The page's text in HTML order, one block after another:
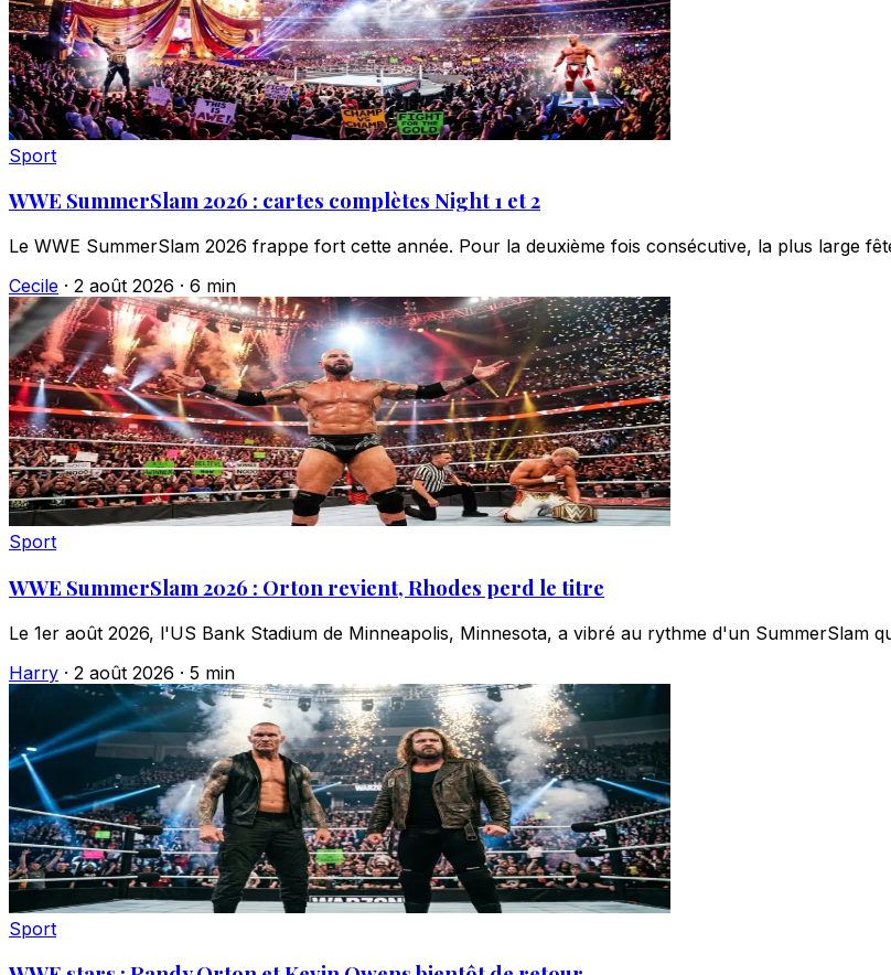
Sport
WWE SummerSlam 2026 : cartes complètes Night 1 et 2
Le WWE SummerSlam 2026 frappe fort cette année. Pour la deuxième fois consécutive, la plus large
Cecile · 2 août 2026 · 6 min
Sport
WWE SummerSlam 2026 : Orton revient, Rhodes perd le titre
Le 1er août 2026, l'US Bank Stadium de Minneapolis, Minnesota, a vibré au rythme d'un SummerSlam
Harry · 2 août 2026 · 5 min
Sport